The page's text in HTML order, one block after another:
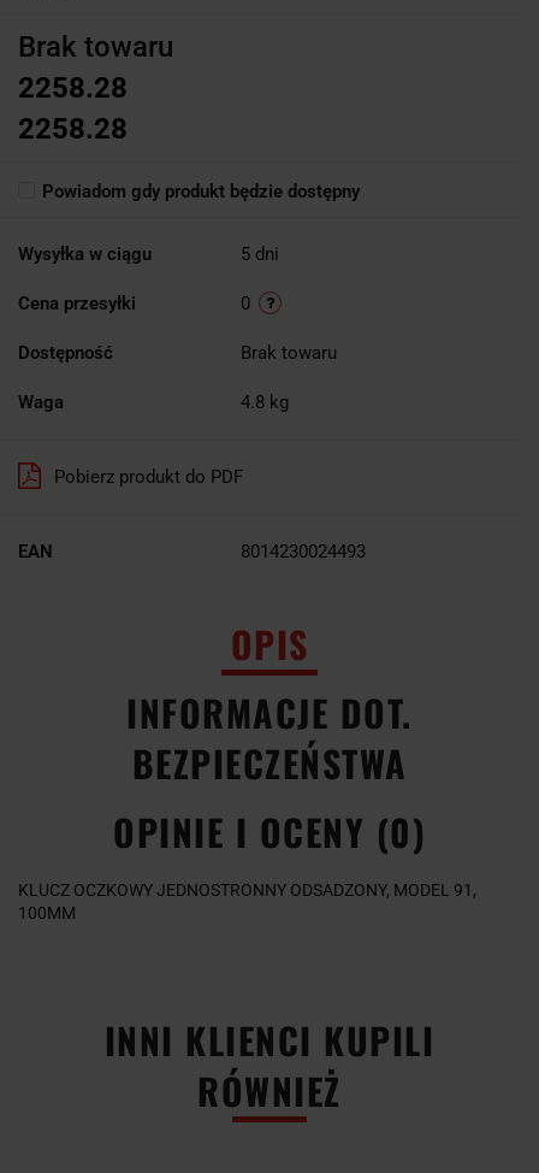
Brak towaru
2258.28
2258.28
Powiadom gdy produkt będzie dostępny
Wysyłka w ciągu 5 dni
Cena przesyłki 0
Dostępność Brak towaru
Waga 4.8 kg
Pobierz produkt do PDF
EAN 8014230024493
OPIS
INFORMACJE DOT.
BEZPIECZEŃSTWA
OPINIE I OCENY (0)
KLUCZ OCZKOWY JEDNOSTRONNY ODSADZONY, MODEL 91,
100MM
INNI KLIENCI KUPILI
RÓWNIEŻ